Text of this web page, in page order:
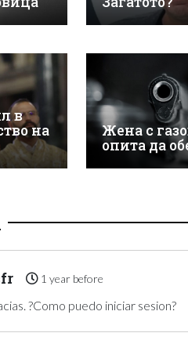
в
на
Жена с
опита да
1 year before
?Como puedo iniciar sesion?